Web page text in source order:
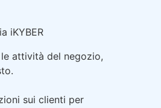
iKYBER
attività del negozio,
sui clienti per